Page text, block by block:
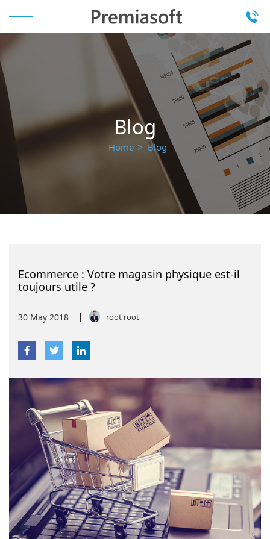
Blog
Home Blog
Ecommerce : Votre magasin physique est-il
toujours utile ?
30 May 2018 root root